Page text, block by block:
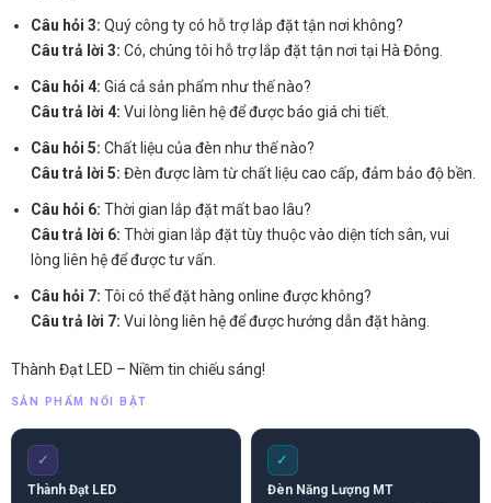
Câu hỏi 3: Quý công ty có hỗ trợ lắp đặt tận nơi không?
Câu trả lời 3: Có, chúng tôi hỗ trợ lắp đặt tận nơi tại Hà Đông.
Câu hỏi 4: Giá cả sản phẩm như thế nào?
Câu trả lời 4: Vui lòng liên hệ để được báo giá chi tiết.
Câu hỏi 5: Chất liệu của đèn như thế nào?
Câu trả lời 5: Đèn được làm từ chất liệu cao cấp, đảm bảo độ bền.
Câu hỏi 6: Thời gian lắp đặt mất bao lâu?
Câu trả lời 6: Thời gian lắp đặt tùy thuộc vào diện tích sân, vui
lòng liên hệ để được tư vấn.
Câu hỏi 7: Tôi có thể đặt hàng online được không?
Câu trả lời 7: Vui lòng liên hệ để được hướng dẫn đặt hàng.
Thành Đạt LED – Niềm tin chiếu sáng!
SẢN PHẨM NỔI BẬT
✓
Thành Đạt LED
✓
Đèn Năng Lượng MT